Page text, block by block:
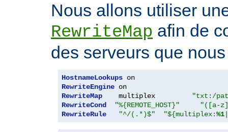
Nous allons utiliser
RewriteMap afin de
des serveurs que
HostnameLookups
RewriteEngine
RewriteMap
    multiplex
"txt:/
RewriteCond
"%{REMOTE_HOST}"
"([a-
RewriteRule
"^/(.*)$" "${multiplex:%1